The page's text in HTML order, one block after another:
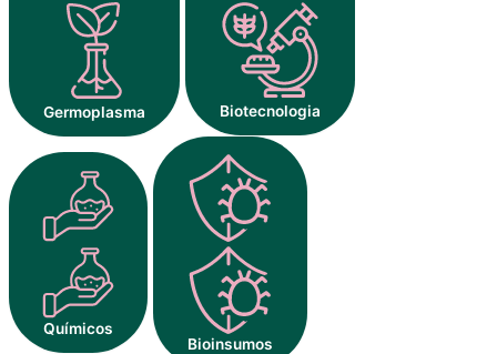
Germoplasma Biotecnologia
Químicos
Bioinsumos